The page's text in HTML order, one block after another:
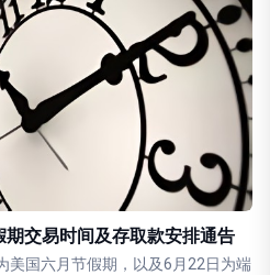
交易时间及存取款安排通告
美国六月节假期，以及6月22日为端